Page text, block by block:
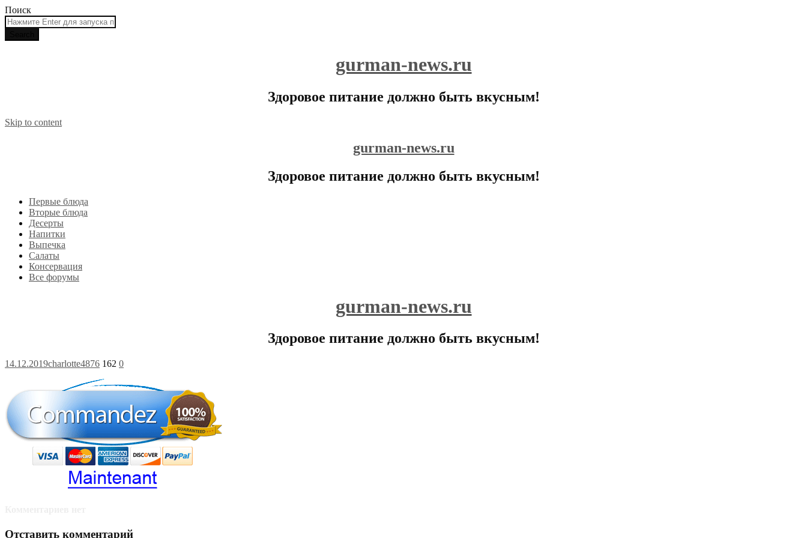
Поиск
gurman-news.ru
Здоровое питание должно быть вкусным!
Skip to content
gurman-news.ru
Здоровое питание должно быть вкусным!
Первые блюда
Вторые блюда
Десерты
Напитки
Выпечка
Салаты
Консервация
Все форумы
gurman-news.ru
Здоровое питание должно быть вкусным!
14.12.2019charlotte4876 162 0
Отставить комментарий